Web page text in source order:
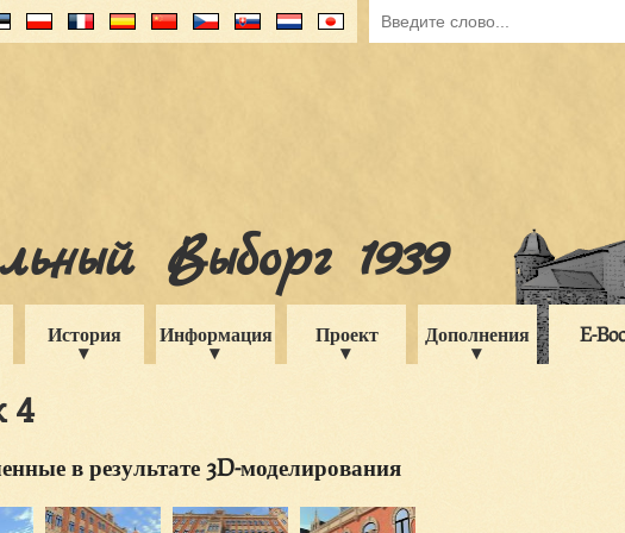
Выборг 1939
История Информация Проект Дополнения E-
4
в результате 3D-моделирования